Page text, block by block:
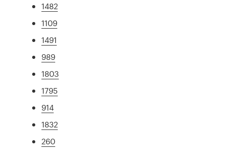
1482
1109
1491
989
1803
1795
914
1832
260